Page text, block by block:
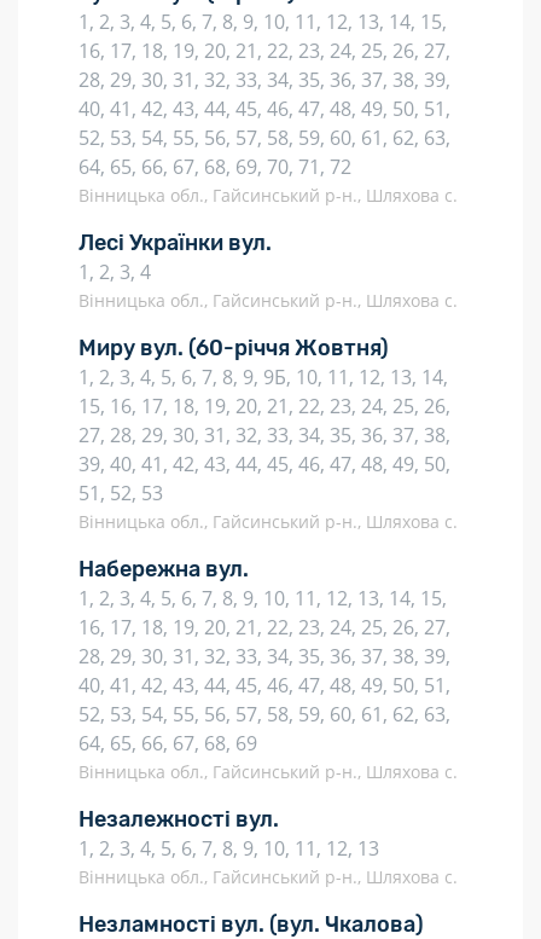
1, 2, 3, 4, 5, 6, 7, 8, 9, 10, 11, 12, 13, 14, 15,
16, 17, 18, 19, 20, 21, 22, 23, 24, 25, 26, 27,
28, 29, 30, 31, 32, 33, 34, 35, 36, 37, 38, 39,
40, 41, 42, 43, 44, 45, 46, 47, 48, 49, 50, 51,
52, 53, 54, 55, 56, 57, 58, 59, 60, 61, 62, 63,
64, 65, 66, 67, 68, 69, 70, 71, 72
Вінницька обл., Гайсинський р-н., Шляхова с.
Лесі Українки вул.
1, 2, 3, 4
Вінницька обл., Гайсинський р-н., Шляхова с.
Миру вул. (60-річчя Жовтня)
1, 2, 3, 4, 5, 6, 7, 8, 9, 9Б, 10, 11, 12, 13, 14,
15, 16, 17, 18, 19, 20, 21, 22, 23, 24, 25, 26,
27, 28, 29, 30, 31, 32, 33, 34, 35, 36, 37, 38,
39, 40, 41, 42, 43, 44, 45, 46, 47, 48, 49, 50,
51, 52, 53
Вінницька обл., Гайсинський р-н., Шляхова с.
Набережна вул.
1, 2, 3, 4, 5, 6, 7, 8, 9, 10, 11, 12, 13, 14, 15,
16, 17, 18, 19, 20, 21, 22, 23, 24, 25, 26, 27,
28, 29, 30, 31, 32, 33, 34, 35, 36, 37, 38, 39,
40, 41, 42, 43, 44, 45, 46, 47, 48, 49, 50, 51,
52, 53, 54, 55, 56, 57, 58, 59, 60, 61, 62, 63,
64, 65, 66, 67, 68, 69
Вінницька обл., Гайсинський р-н., Шляхова с.
Незалежності вул.
1, 2, 3, 4, 5, 6, 7, 8, 9, 10, 11, 12, 13
Вінницька обл., Гайсинський р-н., Шляхова с.
Незламності вул. (вул. Чкалова)